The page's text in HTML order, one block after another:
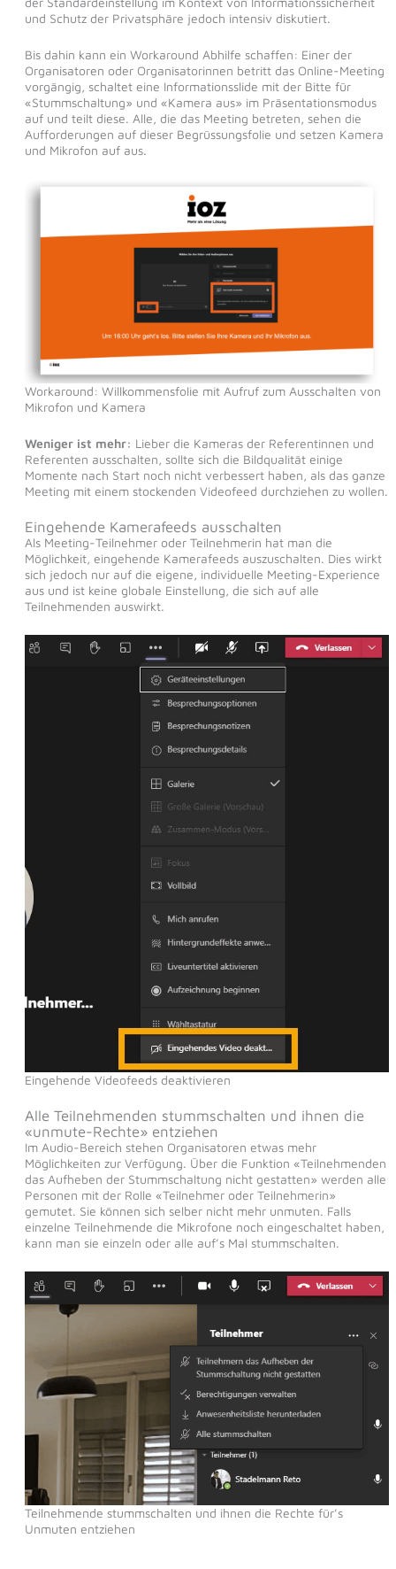
und Schutz der Privatsphäre jedoch intensiv diskutiert.
Bis dahin kann ein Workaround Abhilfe schaffen: Einer der
Organisatoren oder Organisatorinnen betritt das Online-Meeting
vorgängig, schaltet eine Informationsslide mit der Bitte für
«Stummschaltung» und «Kamera aus» im Präsentationsmodus
auf und teilt diese. Alle, die das Meeting betreten, sehen die
Aufforderungen auf dieser Begrüssungsfolie und setzen Kamera
und Mikrofon auf aus.
Workaround: Willkommensfolie mit Aufruf zum Ausschalten von
Mikrofon und Kamera
Weniger ist mehr: Lieber die Kameras der Referentinnen und
Referenten ausschalten, sollte sich die Bildqualität einige
Momente nach Start noch nicht verbessert haben, als das ganze
Meeting mit einem stockenden Videofeed durchziehen zu wollen.
Eingehende Kamerafeeds ausschalten
Als Meeting-Teilnehmer oder Teilnehmerin hat man die
Möglichkeit, eingehende Kamerafeeds auszuschalten. Dies wirkt
sich jedoch nur auf die eigene, individuelle Meeting-Experience
aus und ist keine globale Einstellung, die sich auf alle
Teilnehmenden auswirkt.
Eingehende Videofeeds deaktivieren
Alle Teilnehmenden stummschalten und ihnen die
«unmute-Rechte» entziehen
Im Audio-Bereich stehen Organisatoren etwas mehr
Möglichkeiten zur Verfügung. Über die Funktion «Teilnehmenden
das Aufheben der Stummschaltung nicht gestatten» werden alle
Personen mit der Rolle «Teilnehmer oder Teilnehmerin»
gemutet. Sie können sich selber nicht mehr unmuten. Falls
einzelne Teilnehmende die Mikrofone noch eingeschaltet haben,
kann man sie einzeln oder alle auf’s Mal stummschalten.
Teilnehmende stummschalten und ihnen die Rechte für’s
Unmuten entziehen